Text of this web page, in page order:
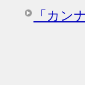
「カン